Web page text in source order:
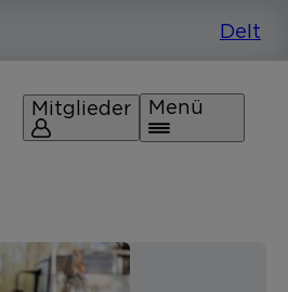
Mitglieder Menü